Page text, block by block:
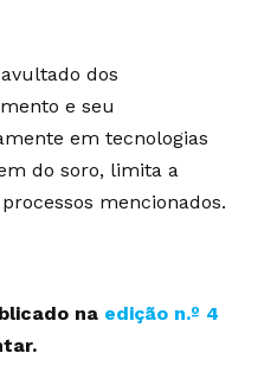
dos
e seu
em tecnologias
do soro, limita a
mencionados.
na edição n.º 4